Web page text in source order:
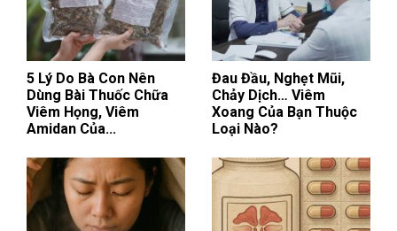
5 Lý Do Bà Con Nên
Dùng Bài Thuốc Chữa
Viêm Họng, Viêm
Amidan Của...
Đau Đầu, Nghẹt Mũi,
Chảy Dịch… Viêm
Xoang Của Bạn Thuộc
Loại Nào?